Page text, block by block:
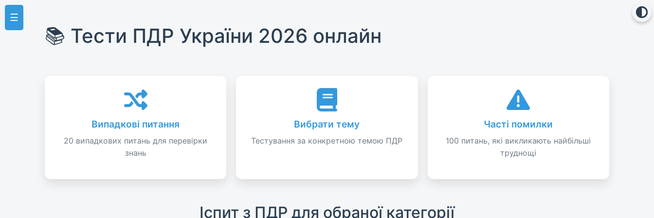
☰
📚 Тести ПДР України 2026 онлайн
Випадкові питання
20 випадкових питань для перевірки
знань
Вибрати тему
Тестування за конкретною темою ПДР
Часті помилки
100 питань, які викликають найбільші
труднощі
Іспит з ПДР для обраної категорії